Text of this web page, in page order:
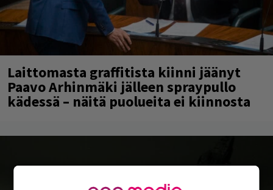
Laittomasta graffitista kiinni jäänyt
Paavo Arhinmäki jälleen spraypullo
kädessä – näitä puolueita ei kiinnosta